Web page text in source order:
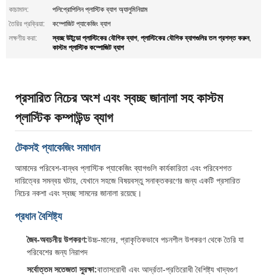
কাচামাল:
পলিপ্রোপিলিন প্লাস্টিক ব্যাগ অ্যালুমিনিয়াম
তৈরির প্রক্রিয়া:
কম্পোজিট প্যাকেজিং ব্যাগ
লক্ষণীয় করা:
স্বচ্ছ উইন্ডো প্লাস্টিকের যৌগিক ব্যাগ, প্লাস্টিকের যৌগিক ব্যাগগুলির তল প্রশস্ত করুন,
কাস্টম প্লাস্টিক কম্পোজিট ব্যাগ
প্রসারিত নিচের অংশ এবং স্বচ্ছ জানালা সহ কাস্টম
প্লাস্টিক কম্পাউন্ড ব্যাগ
টেকসই প্যাকেজিং সমাধান
আমাদের পরিবেশ-বান্ধব প্লাস্টিক প্যাকেজিং ব্যাগগুলি কার্যকারিতা এবং পরিবেশগত
দায়িত্বের সমন্বয় ঘটায়, যেখানে সহজে বিষয়বস্তু সনাক্তকরণের জন্য একটি প্রসারিত
নিচের নকশা এবং স্বচ্ছ সামনের জানালা রয়েছে।
প্রধান বৈশিষ্ট্য
জৈব-অবচনীয় উপকরণ:উচ্চ-মানের, প্রাকৃতিকভাবে পচনশীল উপকরণ থেকে তৈরি যা
পরিবেশের জন্য নিরাপদ
সর্বোত্তম সতেজতা সুরক্ষা:বাতাসরোধী এবং আর্দ্রতা-প্রতিরোধী বৈশিষ্ট্য খাদ্যগুণ